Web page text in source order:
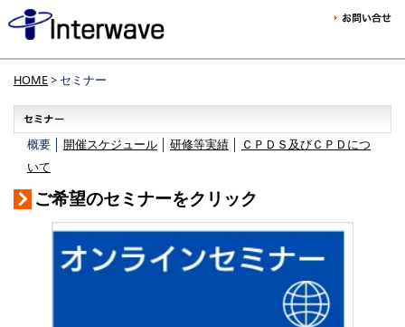
HOME> セミナー
概要 │ 開催スケジュール 研修等実績
ＣＰＤＳ及びＣＰＤにつ
いて
ご希望のセミナーをクリック